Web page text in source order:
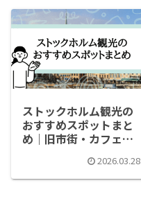
ストックホルム観光の
おすすめスポットまと
め｜旧市街・カフェま
2026.03.28